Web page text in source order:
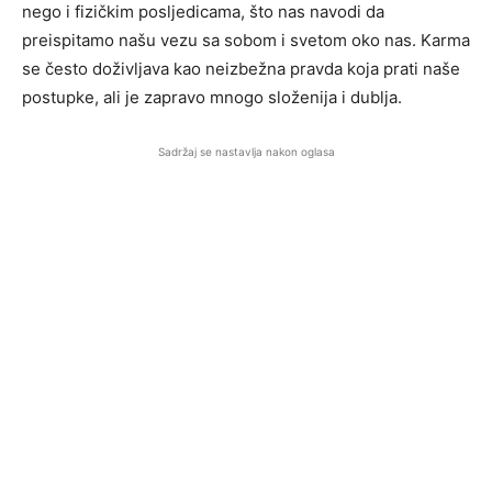
nego i fizičkim posljedicama, što nas navodi da
preispitamo našu vezu sa sobom i svetom oko nas. Karma
se često doživljava kao neizbežna pravda koja prati naše
postupke, ali je zapravo mnogo složenija i dublja.
Sadržaj se nastavlja nakon oglasa